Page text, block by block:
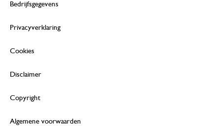
Bedrijfsgegevens
Privacyverklaring
Cookies
Disclaimer
Copyright
Algemene voorwaarden